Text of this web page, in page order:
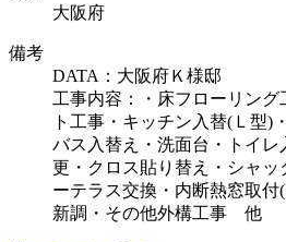
大阪府
備考
DATA：大阪府Ｋ様邸
工事内容：・床フローリン
ト工事・キッチン入替(Ｌ型)
バス入替え・洗面台・トイ
更・クロス貼り替え・シャ
ーテラス交換・内断熱窓取
新調・その他外構工事 他